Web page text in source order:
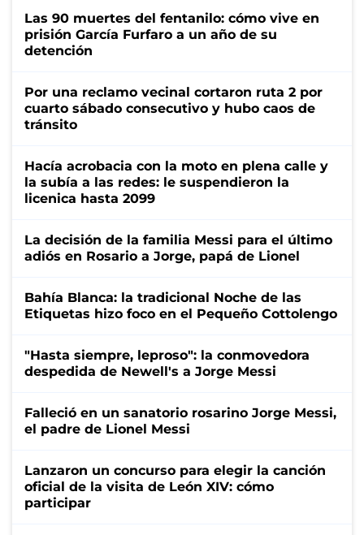
Las 90 muertes del fentanilo: cómo vive en
prisión García Furfaro a un año de su
detención
Por una reclamo vecinal cortaron ruta 2 por
cuarto sábado consecutivo y hubo caos de
tránsito
Hacía acrobacia con la moto en plena calle y
la subía a las redes: le suspendieron la
licenica hasta 2099
La decisión de la familia Messi para el último
adiós en Rosario a Jorge, papá de Lionel
Bahía Blanca: la tradicional Noche de las
Etiquetas hizo foco en el Pequeño Cottolengo
"Hasta siempre, leproso": la conmovedora
despedida de Newell's a Jorge Messi
Falleció en un sanatorio rosarino Jorge Messi,
el padre de Lionel Messi
Lanzaron un concurso para elegir la canción
oficial de la visita de León XIV: cómo
participar